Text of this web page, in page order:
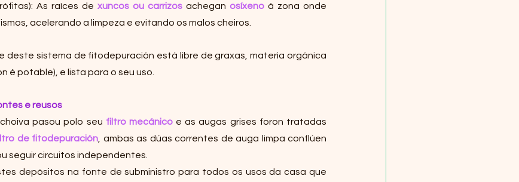
As raíces de xuncos ou carrizos achegan osíxeno á zona onde
acelerando a limpeza e evitando os malos cheiros.
deste sistema de fitodepuración está libre de graxas, materia orgánica
é potable), e lista para o seu uso.
e reusos
pasou polo seu filtro mecánico e as augas grises foron tratadas
de fitodepuración , ambas as dúas correntes de auga limpa conflúen
seguir circuitos independentes.
depósitos na fonte de subministro para todos os usos da casa que